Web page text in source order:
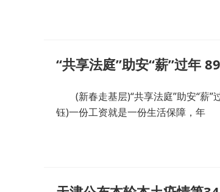
“共享法庭”助安“薪”过年
(新春走基层)“共享法庭”助安“薪
钰)一份工资就是一份生活保障，年